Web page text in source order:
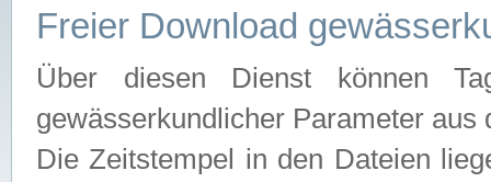
Freier Download
Über diesen Dienst können
gewässerkundlicher Parameter aus
Die Zeitstempel in den Dateien